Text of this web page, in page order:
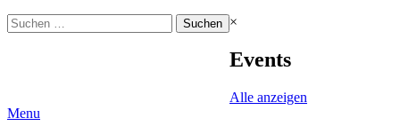
Suchen
nach:
×
Events
Alle anzeigen
Menu